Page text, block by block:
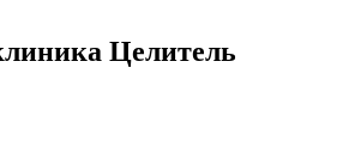
Целитель